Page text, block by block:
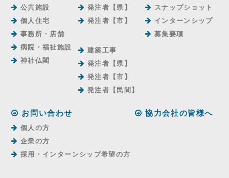
公共施設
個人住宅
事務所・店舗
病院・福祉施設
神社仏閣
発注者【県】
発注者【市】
建築工事
発注者【県】
発注者【市】
発注者【⺠間】
スナップショット
インターンシップ
募集要項
お問い合わせ
個人の方
企業の方
採用・インターンシップ希望の方
協力会社の皆様へ